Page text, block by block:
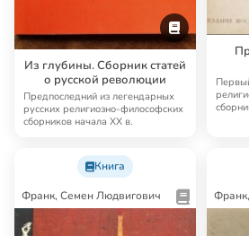
Из глубины. Сборник статей
о русской революции
Предпоследний из легендарных
русских религиозно-философских
сборников начала XX в.
Книга
Франк, Семен Людвигович